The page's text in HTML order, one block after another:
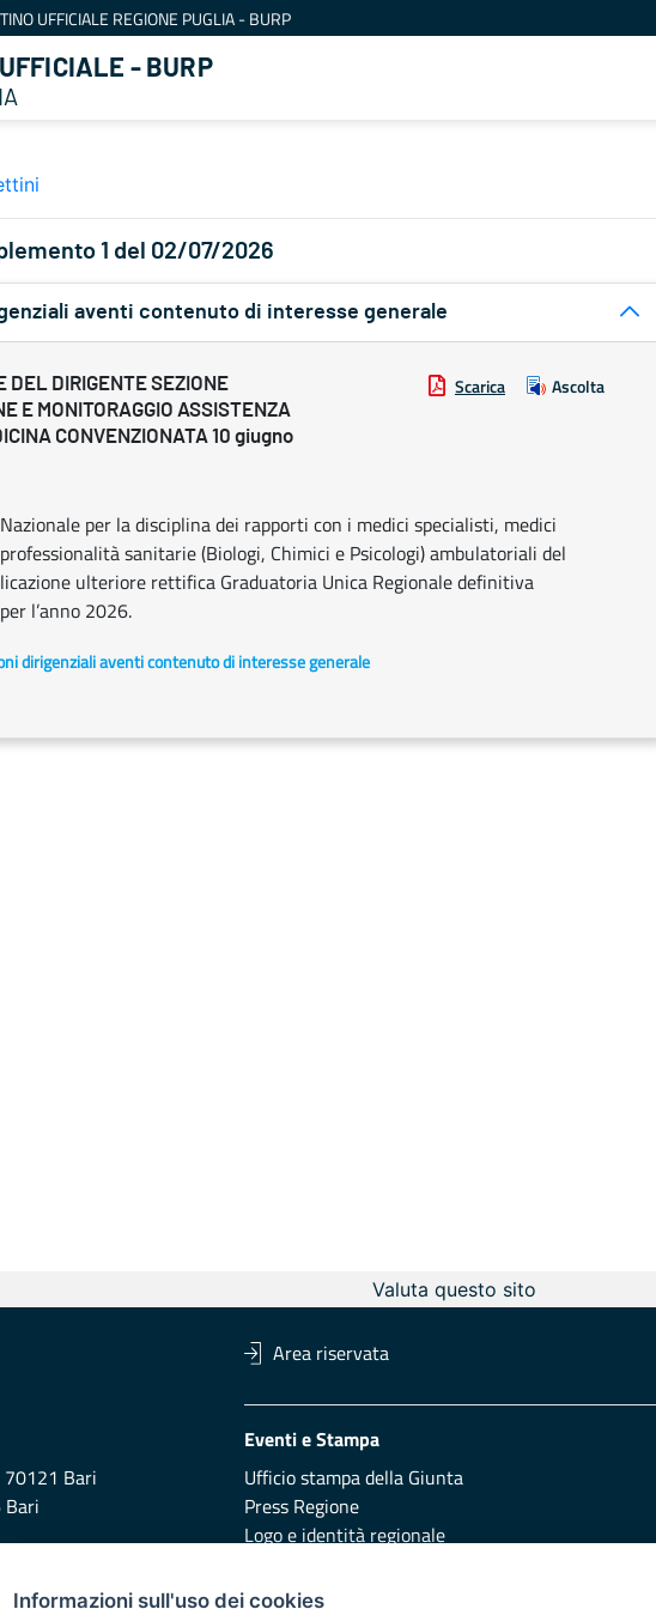
UFFICIALE REGIONE PUGLIA - BURP
- BURP
1 del 02/07/2026
aventi contenuto di interesse generale
DEL DIRIGENTE SEZIONE
E MONITORAGGIO ASSISTENZA
CONVENZIONATA 10 giugno
Scarica Ascolta
per la disciplina dei rapporti con i medici specialisti, medici
sanitarie (Biologi, Chimici e Psicologi) ambulatoriali del
ulteriore rettifica Graduatoria Unica Regionale definitiva
l’anno 2026.
dirigenziali aventi contenuto di interesse generale
Valuta questo sito
Area riservata
70121 Bari
Bari
Eventi e Stampa
Ufficio stampa della Giunta
Press Regione
Logo e identità regionale
Redazione
Informazioni sull'uso dei cookies